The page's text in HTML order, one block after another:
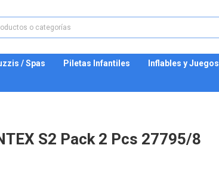
/ Spas Piletas Infantiles Inflables y Juegos
S2 Pack 2 Pcs 27795/8